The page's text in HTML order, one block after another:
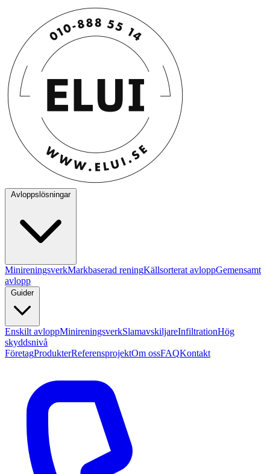
Avloppslösningar
MinireningsverkMarkbaserad reningKällsorterat avloppGemensamt
avlopp
Guider
Enskilt avloppMinireningsverkSlamavskiljareInfiltrationHög
skyddsnivå
FöretagProdukterReferensprojektOm ossFAQKontakt